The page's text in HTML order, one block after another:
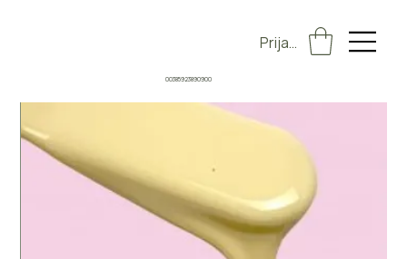
Prijava
00385923890900